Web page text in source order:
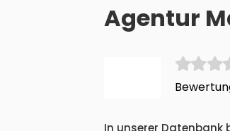
Agentur
In unserer Datenbank